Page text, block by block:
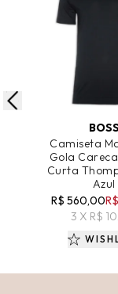
ADICIONAR AO
BOSS
Camiseta
Gola
Curta
Azul
R$ 560,00
3 X R$